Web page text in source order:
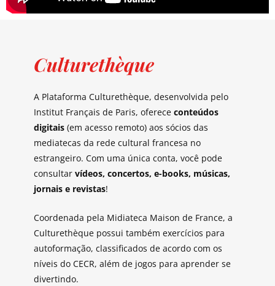
Culturethèque
A Plataforma Culturethèque, desenvolvida pelo
Institut Français de Paris, oferece conteúdos
digitais (em acesso remoto) aos sócios das
mediatecas da rede cultural francesa no
estrangeiro. Com uma única conta, você pode
consultar vídeos, concertos, e-books, músicas,
jornais e revistas!
Coordenada pela Midiateca Maison de France, a
Culturethèque possui também exercícios para
autoformação, classificados de acordo com os
níveis do CECR, além de jogos para aprender se
divertindo.